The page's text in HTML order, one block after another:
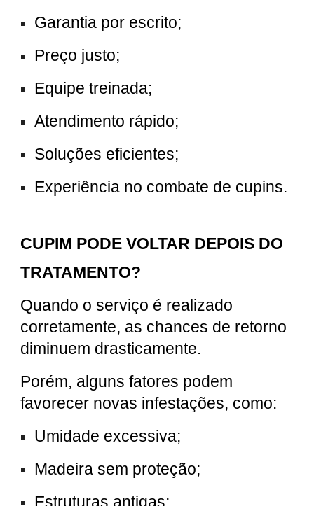
Garantia por escrito;
Preço justo;
Equipe treinada;
Atendimento rápido;
Soluções eficientes;
Experiência no combate de cupins.
CUPIM PODE VOLTAR DEPOIS DO
TRATAMENTO?
Quando o serviço é realizado
corretamente, as chances de retorno
diminuem drasticamente.
Porém, alguns fatores podem
favorecer novas infestações, como:
Umidade excessiva;
Madeira sem proteção;
Estruturas antigas;